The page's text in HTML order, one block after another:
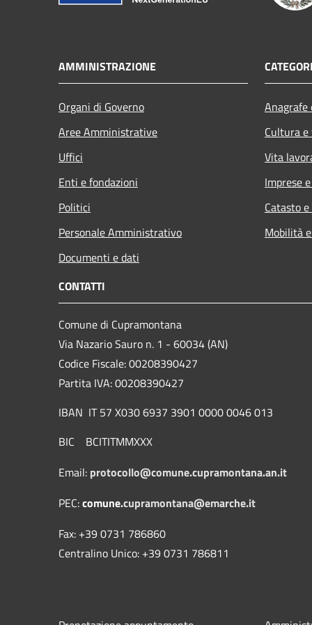
AMMINISTRAZIONE
Organi di Governo
Aree Amministrative
Uffici
Enti e fondazioni
Politici
Personale Amministrativo
Documenti e dati
Cultura
Vita
Imprese
Catasto
Mobilità
CONTATTI
Comune di Cupramontana
Via Nazario Sauro n. 1 - 60034 (AN)
Codice Fiscale: 00208390427
Partita IVA: 00208390427
IBAN IT 57 X030 6937 3901 0000 0046 013
BIC BCITITMMXXX
Email: protocollo@comune.cupramontana.an.it
PEC:comune.cupramontana@emarche.it
Fax: +39 0731 786860
Centralino Unico: +39 0731 786811